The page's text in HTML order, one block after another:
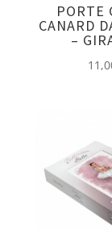
PORTE
CANARD
–